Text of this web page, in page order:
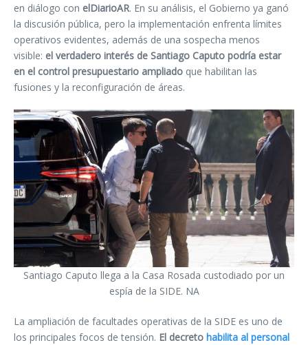
en diálogo con elDiarioAR. En su análisis, el Gobierno ya ganó
la discusión pública, pero la implementación enfrenta límites
operativos evidentes, además de una sospecha menos
visible: el verdadero interés de Santiago Caputo podría estar
en el control presupuestario ampliado que habilitan las
fusiones y la reconfiguración de áreas.
Santiago Caputo llega a la Casa Rosada custodiado por un
espía de la SIDE. NA
La ampliación de facultades operativas de la SIDE es uno de
los principales focos de tensión. El decreto habilita al personal